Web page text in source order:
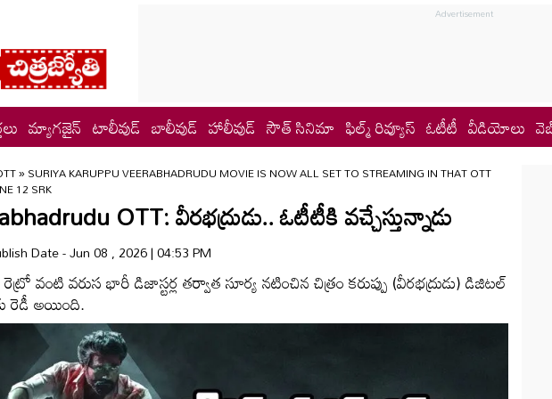
మ్యాగజైన్ టాలీవుడ్ బాలీవుడ్ హాలీవుడ్ సౌత్ సినిమా ఫిల్మ్ రివ్యూస్ ఓటీటీ వీడియోలు
»SURIYA KARUPPU VEERABHADRUDU MOVIE IS NOW ALL SET TO STREAMING IN THAT OTT
12 SRK
OTT: వీర‌భ‌ద్రుడు.. ఓటీటీకి వ‌చ్చేస్తున్నాడు
Date - Jun 08 , 2026 | 04:53 PM
వంటి వ‌రుస భారీ డిజాస్ట‌ర్ల త‌ర్వాత సూర్య న‌టించిన చిత్రం క‌రుప్పు (వీర‌భ‌ద్రుడు) డిజిట‌ల్
రెడీ అయింది.